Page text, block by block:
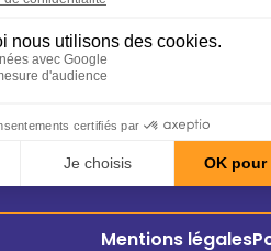
A
Mentions légales